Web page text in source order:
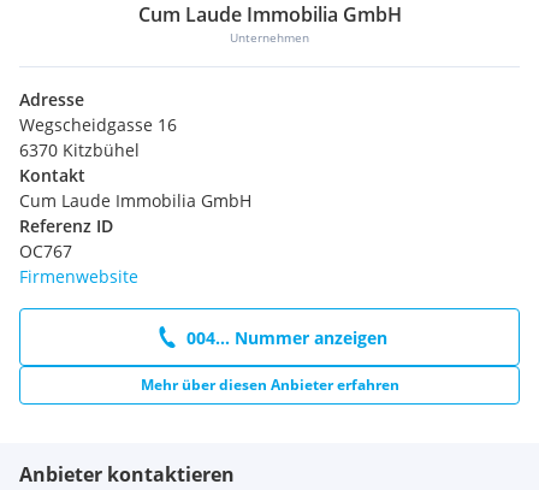
Cum Laude Immobilia GmbH
Unternehmen
Adresse
Wegscheidgasse 16
6370 Kitzbühel
Kontakt
Cum Laude Immobilia GmbH
Referenz ID
OC767
Firmenwebsite
004... Nummer anzeigen
Mehr über diesen Anbieter erfahren
Anbieter kontaktieren